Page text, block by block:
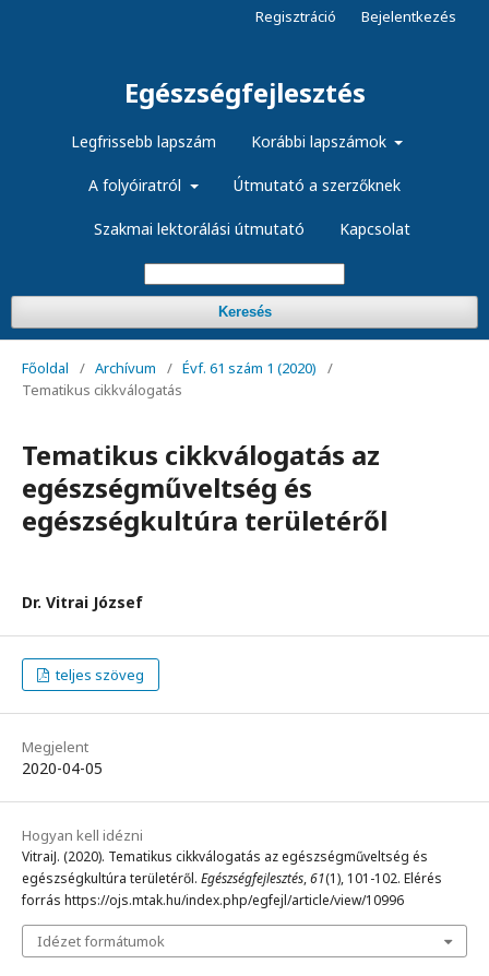
Egészségfejlesztés
Legfrissebb lapszám Korábbi lapszámok
A folyóiratról Útmutató a szerzőknek
Szakmai lektorálási útmutató Kapcsolat
Keresés
Regisztráció Bejelentkezés
Főoldal / Archívum / Évf. 61 szám 1 (2020)
/
Tematikus cikkválogatás
Tematikus cikkválogatás az
egészségműveltség és
egészségkultúra területéről
Dr. Vitrai József
teljes szöveg
Megjelent
2020-04-05
Hogyan kell idézni
VitraiJ. (2020). Tematikus cikkválogatás az egészségműveltség és
egészségkultúra területéről. Egészségfejlesztés,61(1), 101-102. Elérés
forrás https://ojs.mtak.hu/index.php/egfejl/article/view/10996
Idézet formátumok